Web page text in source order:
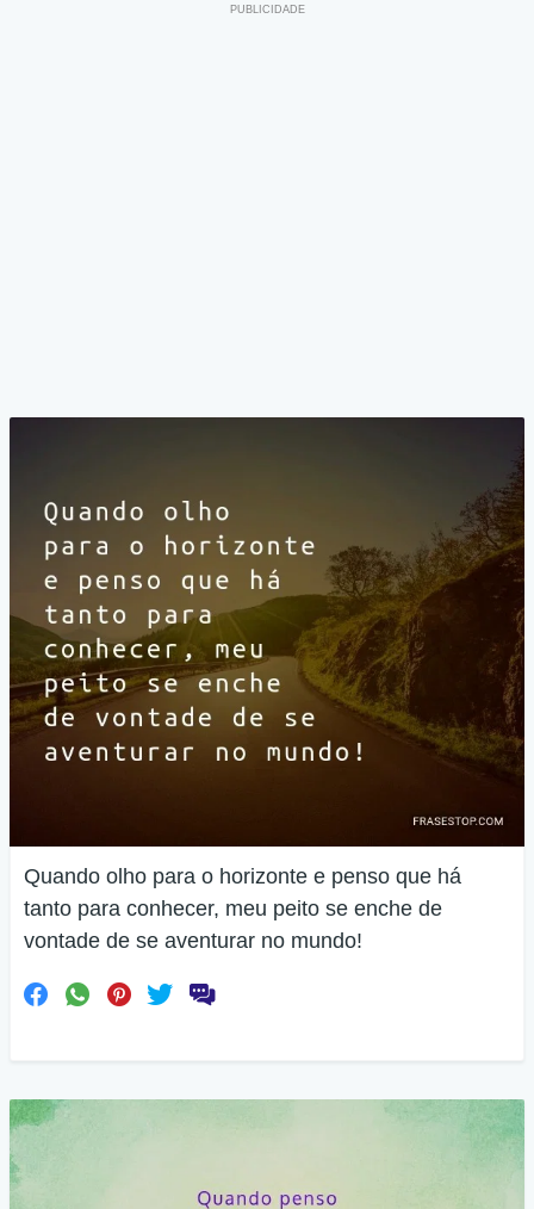
Quando olho para o horizonte e penso que há
tanto para conhecer, meu peito se enche de
vontade de se aventurar no mundo!